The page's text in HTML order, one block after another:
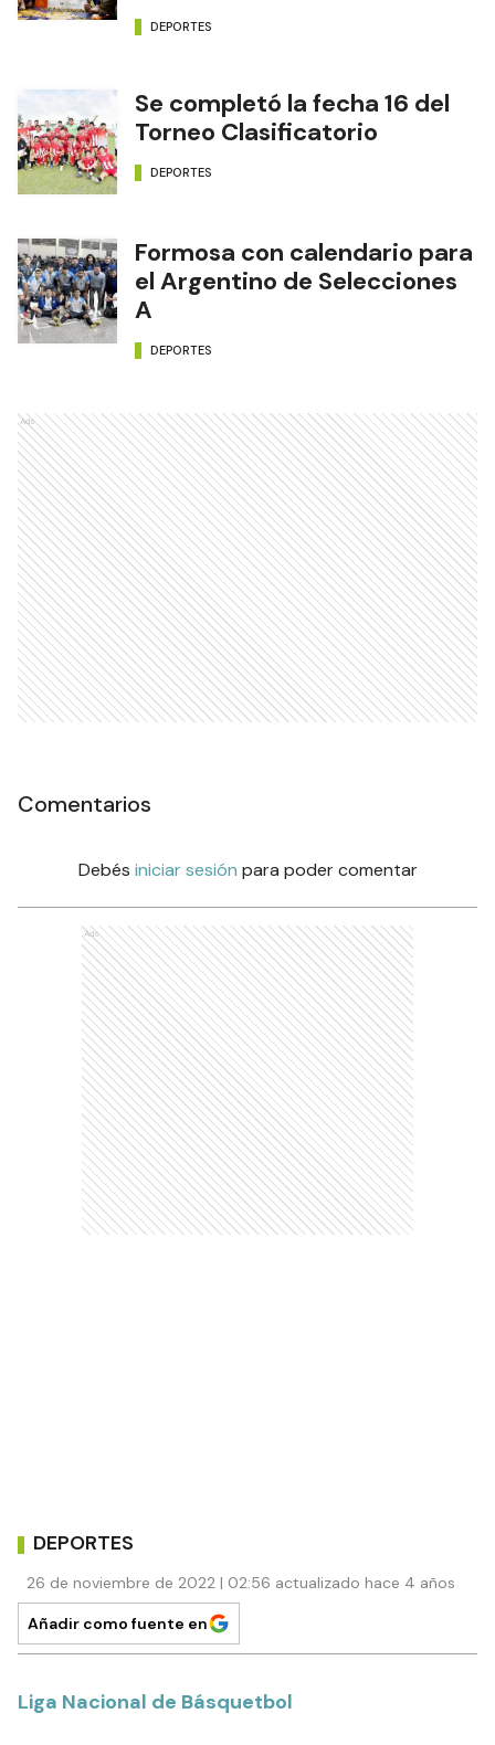
DEPORTES
Se completó la fecha 16 del
Torneo Clasificatorio
DEPORTES
Formosa con calendario para
el Argentino de Selecciones
A
DEPORTES
Ads
Comentarios
Debés iniciar sesión para poder comentar
Ads
DEPORTES
26 de noviembre de 2022 | 02:56 actualizado hace 4 años
Añadir como fuente en
Liga Nacional de Básquetbol